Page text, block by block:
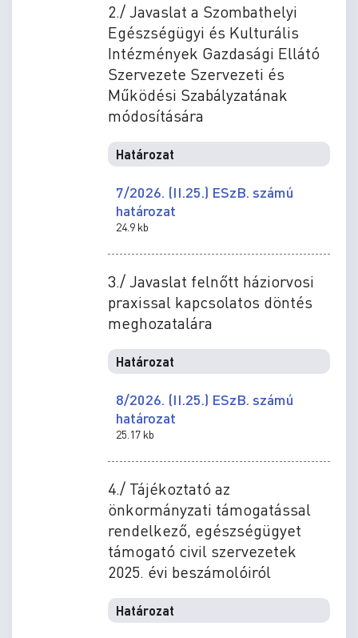
2./ Javaslat a Szombathelyi
Egészségügyi és Kulturális
Intézmények Gazdasági Ellátó
Szervezete Szervezeti és
Működési Szabályzatának
módosítására
Határozat
7/2026. (II.25.) ESzB. számú
határozat
24.9 kb
3./ Javaslat felnőtt háziorvosi
praxissal kapcsolatos döntés
meghozatalára
Határozat
8/2026. (II.25.) ESzB. számú
határozat
25.17 kb
4./ Tájékoztató az
önkormányzati támogatással
rendelkező, egészségügyet
támogató civil szervezetek
2025. évi beszámolóiról
Határozat